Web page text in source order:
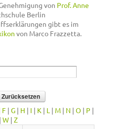
von Prof. Anne
Berlin
gibt es im
von Marco Frazzetta.
F | G | H | I | K | L | M | N | O | P |
| W | Z